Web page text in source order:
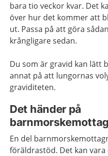
bara tio veckor kvar. Det
över hur det kommer att
ut. Passa på att göra
krångligare sedan.
Du som är gravid kan lätt
annat på att lungornas
graviditeten.
Det händer på
En del
föräldrastöd. Det kan